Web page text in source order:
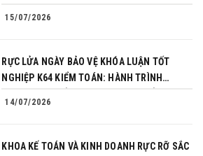
15/07/2026
RỰC LỬA NGÀY BẢO VỆ KHÓA LUẬN TỐT
NGHIỆP K64 KIỂM TOÁN: HÀNH TRÌNH
14/07/2026
KHOA KẾ TOÁN VÀ KINH DOANH RỰC RỠ SẮC